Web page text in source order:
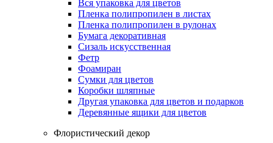
Вся упаковка для цветов
Пленка полипропилен в листах
Пленка полипропилен в рулонах
Бумага декоративная
Сизаль искусственная
Фетр
Фоамиран
Сумки для цветов
Коробки шляпные
Другая упаковка для цветов и подарков
Деревянные ящики для цветов
Флористический декор